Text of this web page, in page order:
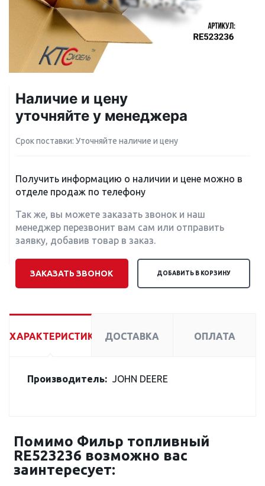
Наличие и цену
уточняйте у менеджера
Срок поставки: Уточняйте наличие и цену
Получить информацию о наличии и цене можно в
отделе продаж по телефону
Так же, вы можете заказать звонок и наш
менеджер перезвонит вам сам или отправить
заявку, добавив товар в заказ.
ЗАКАЗАТЬ ЗВОНОК ДОБАВИТЬ В КОРЗИНУ
ХАРАКТЕРИСТИКИ ДОСТАВКА ОПЛАТА
Производитель: JOHN DEERE
Помимо Фильр топливный
RE523236 возможно вас
заинтересует: